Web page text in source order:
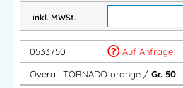
Eine Hammerschlaufe
Verdeckter Zwei-Wege-
Bund mit Gummizug
Ärmelbund weitenverstellbar
Rücken mit
inkl. MWSt.
0533750
Auf Anfrage
Overall TORNADO orange / Gr. 50